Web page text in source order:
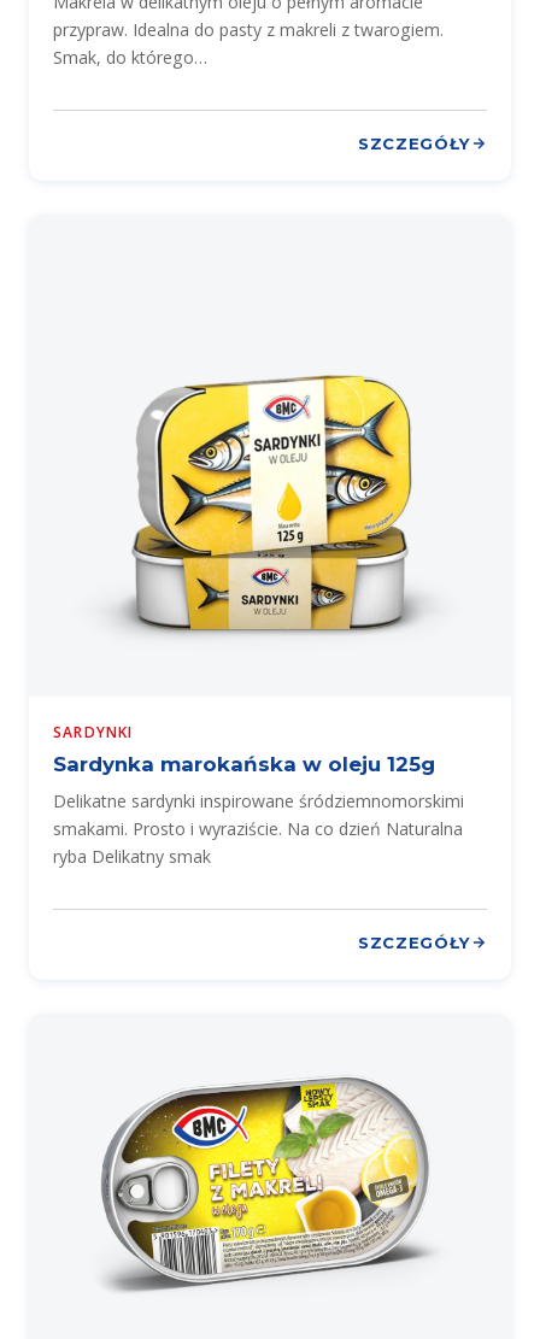
przypraw. Idealna do pasty z makreli z twarogiem.
Smak, do którego…
SZCZEGÓŁY
SARDYNKI
Sardynka marokańska w oleju 125g
Delikatne sardynki inspirowane śródziemnomorskimi
smakami. Prosto i wyraziście. Na co dzień Naturalna
ryba Delikatny smak
SZCZEGÓŁY